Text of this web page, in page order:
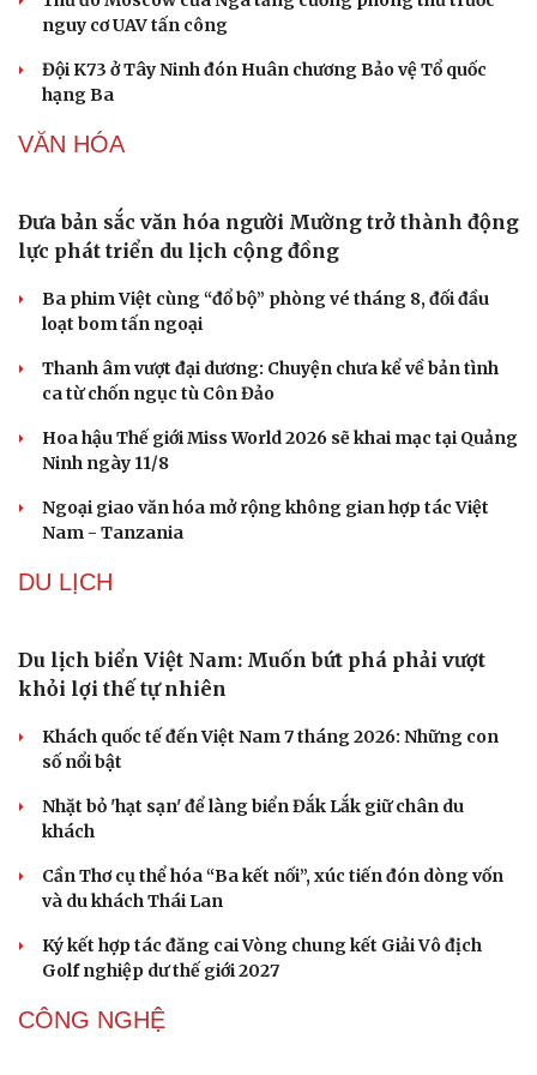
Nam khoa
Làm đẹp - giảm cân
Phòng mạch online
Giá cà phê hôm nay 6/8: Giá cà phê trong nước cao
nhất 98.300 đồng/kg
Tỷ giá USD hôm nay 6/8: Tỷ giá trung tâm tăng lên
25.433 đồng/USD
QUÂN SỰ - QUỐC PHÒNG
Iran tranh thủ “khoảng ngừng” giao tranh với
Công bố Quyết định thành lập Tiểu đoàn Hỗn hợp Lý
Sơn, tỉnh Quảng Ngãi
Tàu ngầm Nga "mặc áo giáp” để đối phó UAV Ukraine
Thủ đô Moscow của Nga tăng cường phòng thủ trước
nguy cơ UAV tấn công
Đội K73 ở Tây Ninh đón Huân chương Bảo vệ Tổ quốc
hạng Ba
VĂN HÓA
lực phát triển du lịch cộng đồng